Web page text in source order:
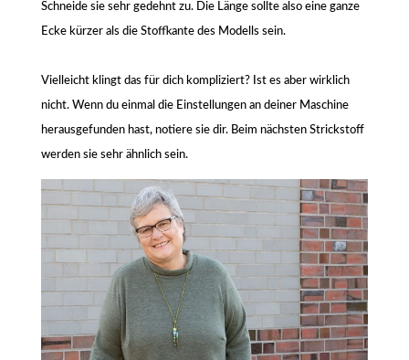
Schneide sie sehr gedehnt zu. Die Länge sollte also eine ganze
Ecke kürzer als die Stoffkante des Modells sein.
Vielleicht klingt das für dich kompliziert? Ist es aber wirklich
nicht. Wenn du einmal die Einstellungen an deiner Maschine
herausgefunden hast, notiere sie dir. Beim nächsten Strickstoff
werden sie sehr ähnlich sein.